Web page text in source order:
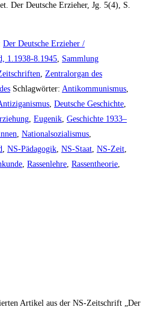
Der Deutsche Erzieher, Jg. 5(4), S.
Der Deutsche Erzieher /
1.1938-8.1945, Sammlung
, Zentralorgan des
Schlagwörter: Antikommunismus,
, Deutsche Geschichte,
, Eugenik, Geschichte 1933–
, Nationalsozialismus,
, NS-Pädagogik, NS-Staat, NS-Zeit,
, Rassenlehre, Rassentheorie,
Artikel aus der NS-Zeitschrift „Der